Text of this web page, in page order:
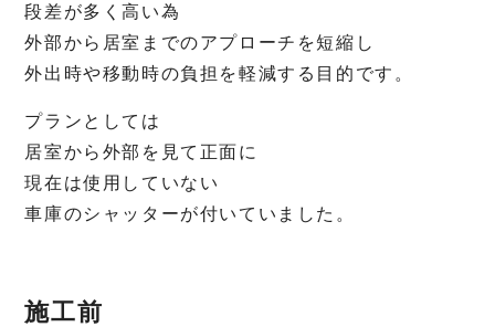
段差が多く高い為
外部から居室までのアプローチを短縮し
外出時や移動時の負担を軽減する目的です。
プランとしては
居室から外部を見て正面に
現在は使用していない
車庫のシャッターが付いていました。
施工前